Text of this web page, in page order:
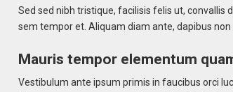
Sed sed nibh tristique, facilisis felis ut, convallis
sem tempor et. Aliquam diam ante, dapibus
Mauris tempor elementum
Vestibulum ante ipsum primis in faucibus orci